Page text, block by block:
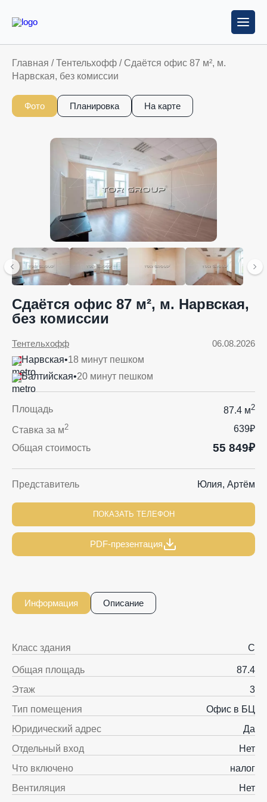
Главная /Тентельхофф / Сдаётся офис 87 м², м.
Нарвская, без комиссии
Фото Планировка На карте
Сдаётся офис 87 м², м. Нарвская,
без комиссии
06.08.2026
Тентельхофф
Нарвская•18 минут пешком
Балтийская•20 минут пешком
Площадь 87.4 м2
Ставка за м2
639₽
Общая стоимость
55 849₽
Представитель Юлия, Артём
ПОКАЗАТЬ ТЕЛЕФОН
PDF-презентация
Информация Описание
Класс здания C
Общая площадь
87.4
Этаж
3
Тип помещения
Офис в БЦ
Юридический адрес
Да
Отдельный вход
Нет
Что включено
налог
Вентиляция
Нет